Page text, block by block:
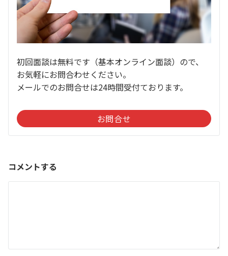
初回面談は無料です（基本オンライン面談）ので、
お気軽にお問合わせください。
メールでのお問合せは24時間受付ております。
お問合せ
コメントする